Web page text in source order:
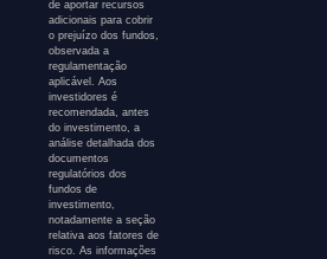
de aportar recursos
adicionais para cobrir
o prejuízo dos fundos,
observada a
regulamentação
aplicável. Aos
investidores é
recomendada, antes
do investimento, a
análise detalhada dos
documentos
regulatórios dos
fundos de
investimento,
notadamente a seção
relativa aos fatores de
risco. As informações